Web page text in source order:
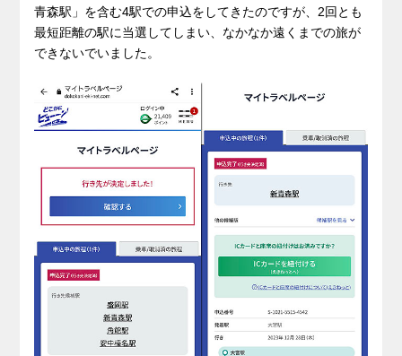
青森駅」を含む4駅での申込をしてきたのですが、2回とも
最短距離の駅に当選してしまい、なかなか遠くまでの旅が
できないでいました。